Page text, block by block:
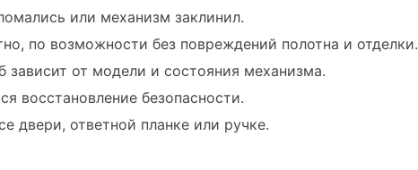
или механизм заклинил.
по возможности без повреждений полотна и отделки.
зависит от модели и состояния механизма.
восстановление безопасности.
двери, ответной планке или ручке.